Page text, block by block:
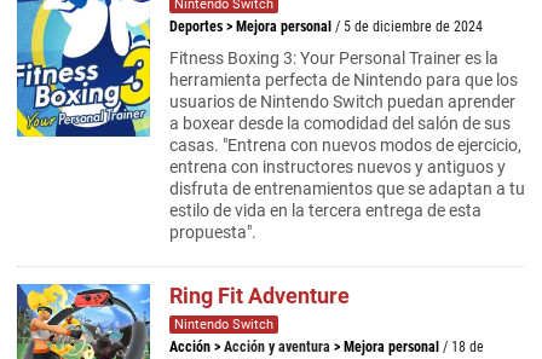
Nintendo Switch
Deportes > Mejora personal / 5 de diciembre de 2024
Fitness Boxing 3: Your Personal Trainer es la
herramienta perfecta de Nintendo para que los
usuarios de Nintendo Switch puedan aprender
a boxear desde la comodidad del salón de sus
casas. "Entrena con nuevos modos de ejercicio,
entrena con instructores nuevos y antiguos y
disfruta de entrenamientos que se adaptan a tu
estilo de vida en la tercera entrega de esta
propuesta".
Ring Fit Adventure
Nintendo Switch
Acción > Acción y aventura > Mejora personal / 18 de